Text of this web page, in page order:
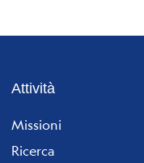
Attività
Missioni
Ricerca